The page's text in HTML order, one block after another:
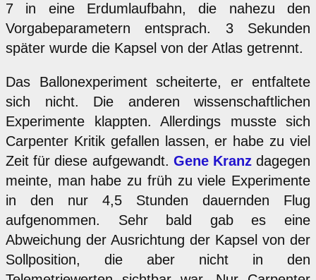
7 in eine Erdumlaufbahn, die nahezu den
Vorgabeparametern entsprach. 3 Sekunden
später wurde die Kapsel von der Atlas getrennt.
Das Ballonexperiment scheiterte, er entfaltete
sich nicht. Die anderen wissenschaftlichen
Experimente klappten. Allerdings musste sich
Carpenter Kritik gefallen lassen, er habe zu viel
Zeit für diese aufgewandt. Gene Kranzdagegen
meinte, man habe zu früh zu viele Experimente
in den nur 4,5 Stunden dauernden Flug
aufgenommen. Sehr bald gab es eine
Abweichung der Ausrichtung der Kapsel von der
Sollposition, die aber nicht in den